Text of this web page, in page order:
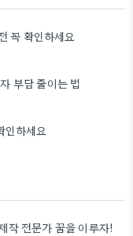
꼭 확인하세요
부담 줄이는 법
인하세요
작 전문가 꿈을 이루자!